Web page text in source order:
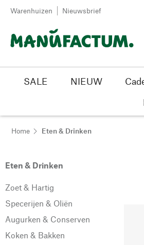
Passer au contenu
Warenhuizen Nieuwsbrief
SALE NIEUW
Home Eten & Drinken
Eten & Drinken
Zoet & Hartig
Specerijen & Oliën
Augurken & Conserven
Koken & Bakken